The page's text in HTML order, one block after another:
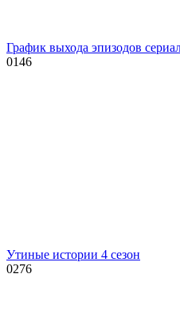
График выхода эпизодов
0146
Утиные истории 4 сезон
0276